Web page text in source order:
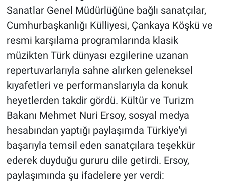
Sanatlar Genel Müdürlüğüne bağlı sanatçılar,
Cumhurbaşkanlığı Külliyesi, Çankaya Köşkü ve
resmi karşılama programlarında klasik
müzikten Türk dünyası ezgilerine uzanan
repertuvarlarıyla sahne alırken geleneksel
kıyafetleri ve performanslarıyla da konuk
heyetlerden takdir gördü. Kültür ve Turizm
Bakanı Mehmet Nuri Ersoy, sosyal medya
hesabından yaptığı paylaşımda Türkiye'yi
başarıyla temsil eden sanatçılara teşekkür
ederek duyduğu gururu dile getirdi. Ersoy,
paylaşımında şu ifadelere yer verdi: